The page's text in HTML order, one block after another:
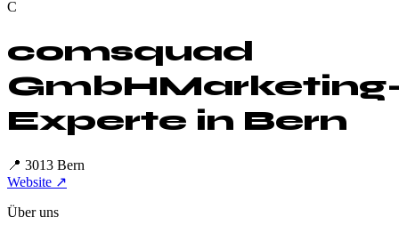
C
comsquad
GmbH
Experte in Bern
📍 3013 Bern
Website ↗
Über uns